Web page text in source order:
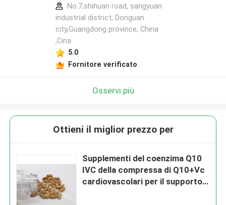
produttore
No.7,shihuan road, sangyuan
industrial district, Donguan
city,Guangdong province, China
,Cina
5.0
Fornitore verificato
Osservi più
Ottieni il miglior prezzo per
Supplementi del coenzima Q10
IVC della compressa di Q10+Vc
cardiovascolari per il supporto